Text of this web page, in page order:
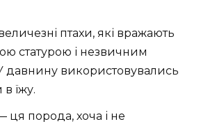
птахи, які вражають
статурою і незвичним
давнину використовувались
їжу.
ця порода, хоча і не